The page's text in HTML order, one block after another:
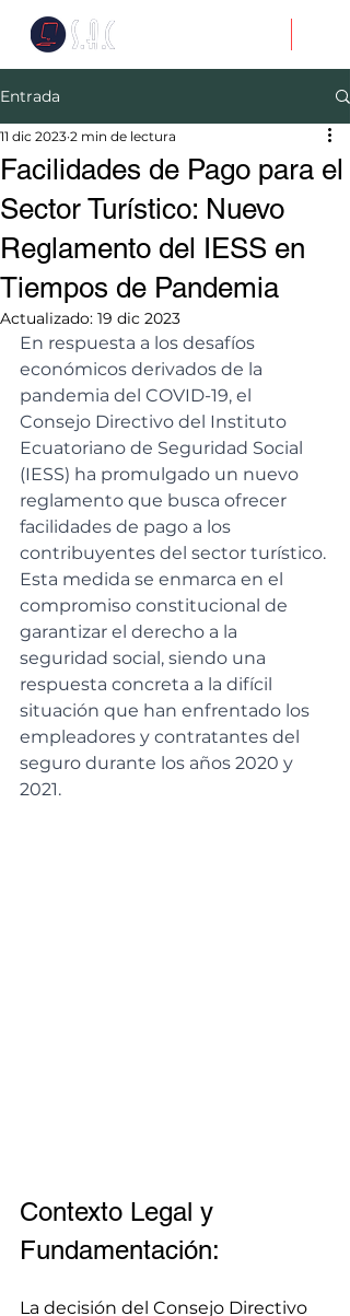
Entrada
Facilidades de Pago para el
Sector Turístico: Nuevo
Reglamento del IESS en
Tiempos de Pandemia
11 dic 2023 2 min de lectura
Actualizado: 19 dic 2023
En respuesta a los desafíos
económicos derivados de la
pandemia del COVID-19, el
Consejo Directivo del Instituto
Ecuatoriano de Seguridad Social
(IESS) ha promulgado un nuevo
reglamento que busca ofrecer
facilidades de pago a los
contribuyentes del sector turístico.
Esta medida se enmarca en el
compromiso constitucional de
garantizar el derecho a la
seguridad social, siendo una
respuesta concreta a la difícil
situación que han enfrentado los
empleadores y contratantes del
seguro durante los años 2020 y
2021.
Contexto Legal y
Fundamentación:
La decisión del Consejo Directivo